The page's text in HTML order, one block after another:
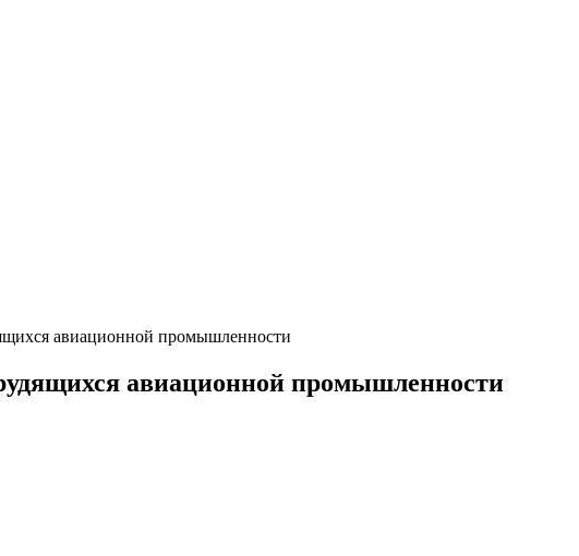
авиационной промышленности
авиационной промышленности